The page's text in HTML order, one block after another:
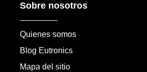
Sobre nosotros
Quienes somos
Blog Eutronics
Mapa del sitio